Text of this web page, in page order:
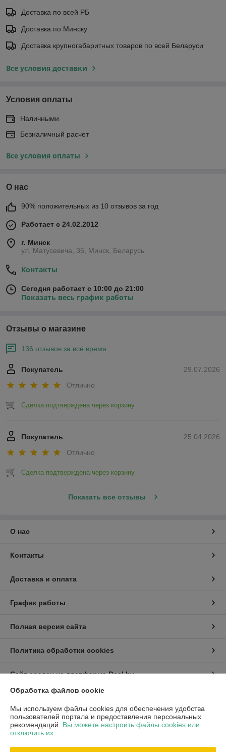
Доставка по всей РБ
Доставка по Минску
Доставка крупногабаритных товаров по всей Беларуси
Все условия доставки
Условия оплаты
Наличными
Безналичный расчет
Все условия оплаты
О нас
90% положительных из 10 отзывов за год
Работает с 24.02.2012
г. Минск
ул, Матусевича, 35, Минск, Беларусь
Контакты
Сегодня работает с 10:00 до 21:00
Показать весь график работы
Отзывы о магазине
136 отзывов за всё время
29.07.2026
Покупатель
Отлично
Сделка подтверждена через корзину
25.04.2026
Покупатель
Отлично
Сделка подтверждена через корзину
Показать все отзывы
О нас
Контакты
Доставка и оплата
График работы
Полная версия сайта
Политика обработки cookies
Сайт создан на платформе Deal.by
Информация для покупателя
Индивидуальный предприниматель:ИП Хмель Павел Юрьевич
г. Минск, ул. Воронянского 11/5-63
Регистрационный номер ЕГР: 190422759
Обработка файлов cookie
Мы используем файлы cookies для обеспечения удобства
пользователей портала и предоставления персональных
рекомендаций. Вы можете настроить файлы cookies или
отключить их.